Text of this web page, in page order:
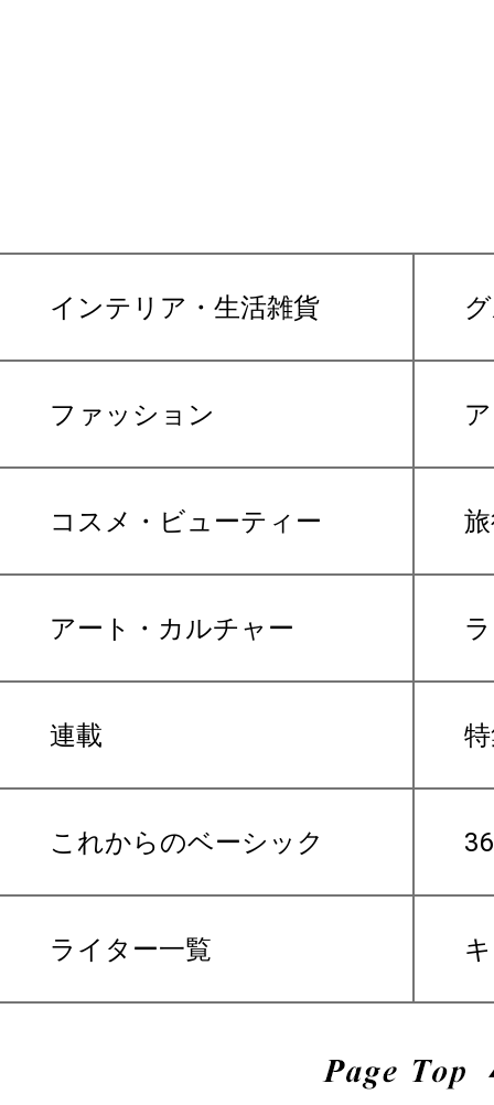
インテリア・生活雑貨
ファッション
コスメ・ビューティー
アート・カルチャー
連載
これからのベーシック
ライター一覧